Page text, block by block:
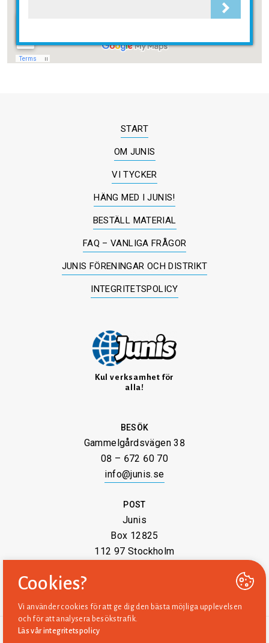
START
OM JUNIS
VI TYCKER
HÄNG MED I JUNIS!
BESTÄLL MATERIAL
FAQ – VANLIGA FRÅGOR
JUNIS FÖRENINGAR OCH DISTRIKT
INTEGRITETSPOLICY
Kul verksamhet för
alla!
BESÖK
Gammelgårdsvägen 38
08 – 672 60 70
info@junis.se
POST
Junis
Box 12825
112 97 Stockholm
Cookies?
Vi använder cookies för att ge dig den bästa möjliga upplevelsen
och för att analysera besökstrafik.
Läs vår integritetspolicy